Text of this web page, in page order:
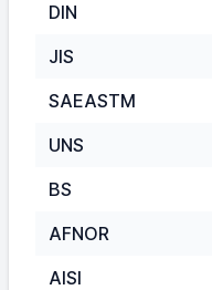
DIN
JIS
SAEASTM
UNS
BS
AFNOR
AISI